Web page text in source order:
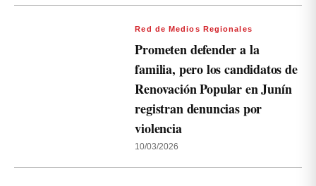
Red de Medios Regionales
Prometen defender a la
familia, pero los candidatos de
Renovación Popular en Junín
registran denuncias por
violencia
10/03/2026